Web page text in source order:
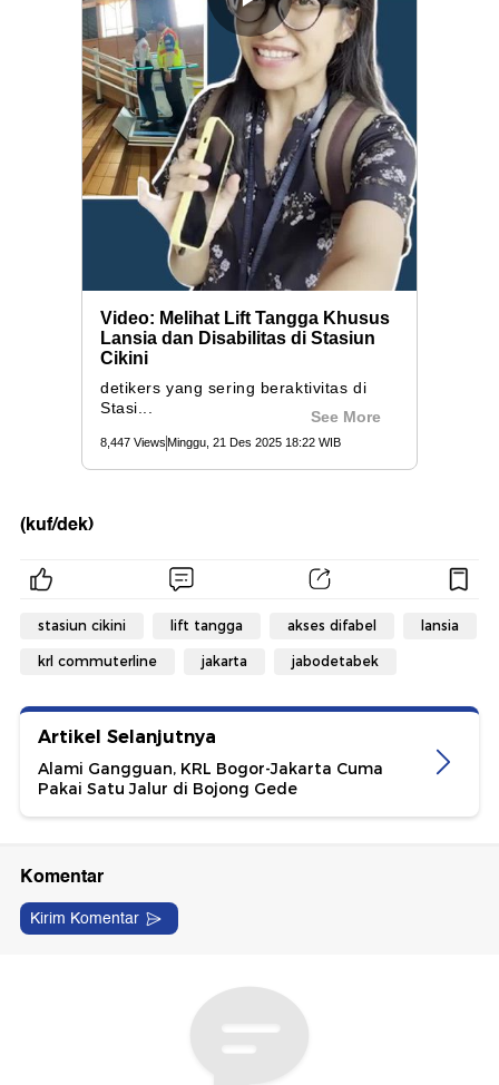
(kuf/dek)
stasiun cikini lift tangga akses difabel lansia
krl commuterline jakarta jabodetabek
Artikel Selanjutnya
Alami Gangguan, KRL Bogor-Jakarta Cuma
Pakai Satu Jalur di Bojong Gede